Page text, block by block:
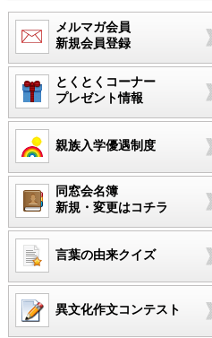
メルマガ会員
新規会員登録
とくとくコーナー
プレゼント情報
親族入学優遇制度
同窓会名簿
新規・変更はコチラ
言葉の由来クイズ
異文化作文コンテスト